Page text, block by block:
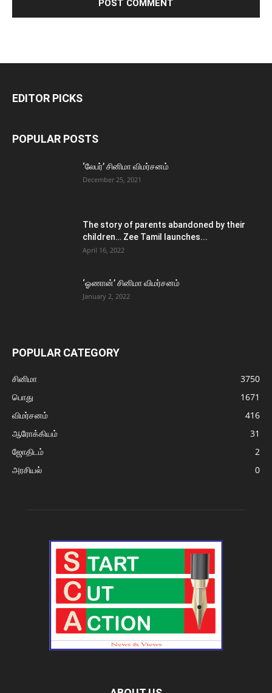
EDITOR PICKS
POPULAR POSTS
‘லேபர்’ சினிமா விமர்சனம்
December 25, 2021
The story of parents abandoned by their
children… Zee Tamil launches...
April 16, 2022
‘ஓணான்’ சினிமா விமர்சனம்
January 2, 2022
POPULAR CATEGORY
சினிமா
3750
பொது
1671
விமர்சனம்
416
ஆரோக்கியம்
31
ஜோதிடம்
2
அரசியல்
0